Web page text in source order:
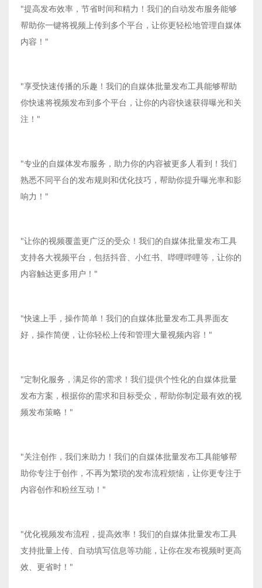
"提高发布效率，节省时间和精力！我们的自动发布服务能够
帮助你一键将视频上传到多个平台，让你更轻松地管理自媒体
内容！"
"享受快速传播的乐趣！我们的自媒体批量发布工具能够帮助
你快速将视频发布到多个平台，让你的内容快速获得曝光和关
注！"
"专业的自媒体发布服务，助力你的内容被更多人看到！我们
熟悉不同平台的发布规则和优化技巧，帮助你提升曝光率和影
响力！"
"让你的视频覆盖更广泛的受众！我们的自媒体批量发布工具
支持各大视频平台，包括抖音、小红书、哔哩哔哩等，让你的
内容触达更多用户！"
"快速上手，操作简单！我们的自媒体批量发布工具界面友
好，操作简便，让你轻松上传和管理大量视频内容！"
"定制化服务，满足你的需求！我们提供个性化的自媒体批量
发布方案，根据你的需求和目标受众，帮助你制定最有效的视
频发布策略！"
"关注创作，我们来助力！我们的自媒体批量发布工具能够帮
助你专注于创作，不再为繁琐的发布流程烦恼，让你更专注于
内容创作和粉丝互动！"
"优化视频发布流程，提高效率！我们的自媒体批量发布工具
支持批量上传、自动填写信息等功能，让你在发布视频时更高
效、更省时！"